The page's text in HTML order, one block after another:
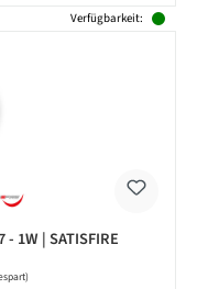
Verfügbarkeit:
1W | SATISFIRE